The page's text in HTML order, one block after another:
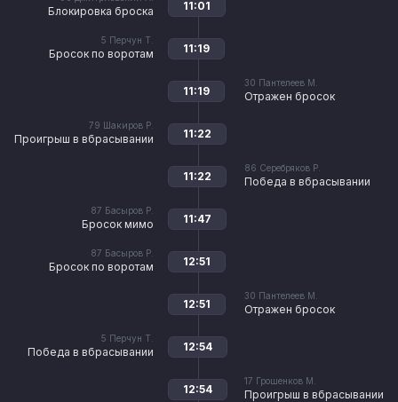
Блокировка броска 11:01
5 Перчун Т.
Бросок по воротам 11:19
30 Пантелеев М.
Отражен бросок
11:19
79 Шакиров Р.
Проигрыш в вбрасывании 11:22
86 Серебряков Р.
Победа в вбрасывании
11:22
87 Басыров Р.
Бросок мимо 11:47
87 Басыров Р.
Бросок по воротам 12:51
30 Пантелеев М.
Отражен бросок
12:51
5 Перчун Т.
Победа в вбрасывании 12:54
17 Грошенков М.
Проигрыш в вбрасывании
12:54